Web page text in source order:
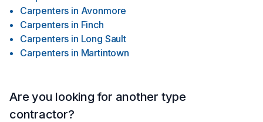
Carpenters in Avonmore
Carpenters in Finch
Carpenters in Long Sault
Carpenters in Martintown
Are you looking for another type
contractor?